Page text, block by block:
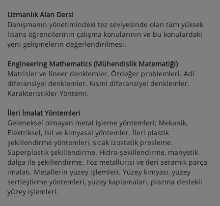
Uzmanlık Alan Dersi
Danışmanın yönetimindeki tez seviyesinde olan tüm yüksek
lisans öğrencilerinin çalışma konularının ve bu konulardaki
yeni gelişmelerin değerlendirilmesi.
Engineering Mathematics (Mühendislik Matematiği)
Matrisler ve lineer denklemler. Özdeğer problemleri. Adi
diferansiyel denklemler. Kısmi diferansiyel denklemler.
Karakteristikler Yöntemi.
İleri İmalat Yöntemleri
Geleneksel olmayan metal işleme yöntemleri; Mekanik,
Elektriksel, Isıl ve kimyasal yöntemler. İleri plastik
şekillendirme yöntemleri, sıcak izostatik presleme.
Süperplastik şekillendirme. Hidro-şekillendirme, manyetik
dalga ile şekillendirme. Toz metallurjsi ve ileri seramik parça
imalatı. Metallerin yüzey işlemleri. Yüzey kimyası, yüzey
sertleştirme yöntemleri, yüzey kaplamaları, plazma destekli
yüzey işlemleri.